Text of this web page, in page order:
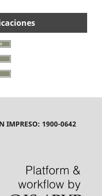
IMPRESO: 1900-0642